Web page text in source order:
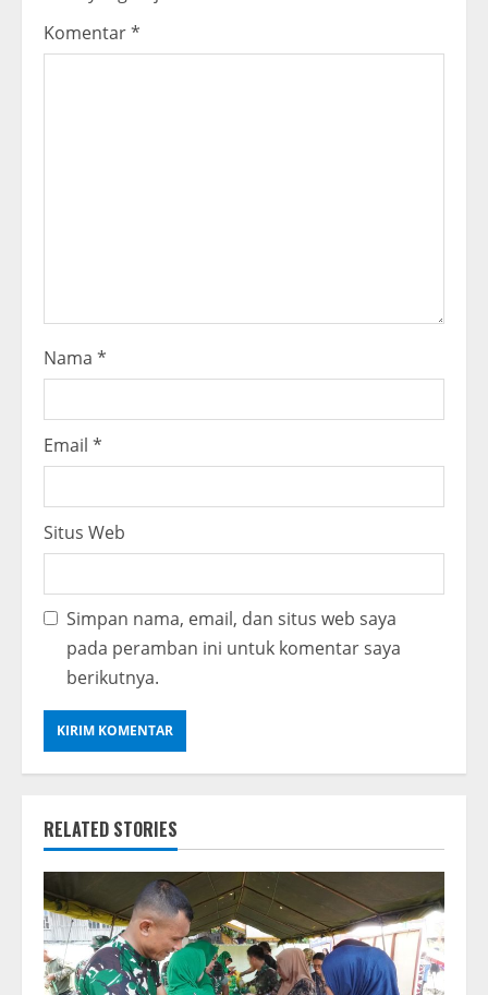
e
Komentar*
Nama *
Email *
Situs Web
Simpan nama, email, dan situs web saya
pada peramban ini untuk komentar saya
berikutnya.
RELATED STORIES